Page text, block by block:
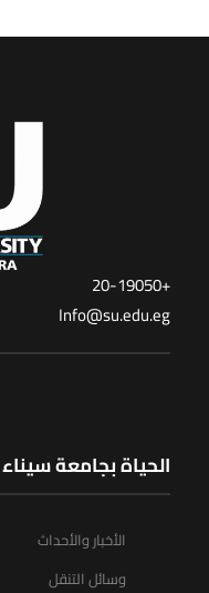
+20-19050
Info@su.edu.eg
الحياة بجامعة سيناء
الأخبار والأحداث
وسائل التنقل